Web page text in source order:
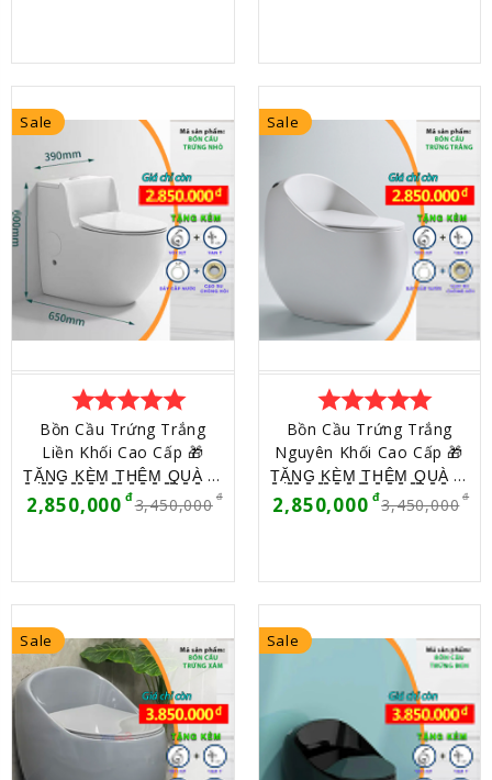
Sale
starstarstarstarstar
Bồn Cầu Trứng Trắng
Liền Khối Cao Cấp 🎁
T̳Ặ̳N̳G̳ ̳K̳È̳M̳ ̳T̳H̳Ê̳M̳ ̳Q̳U̳À̳ (4
MÓN) 🎁
2,850,000 3,450,000
Sale
starstarstarstarstar
Bồn Cầu Trứng Trắng
Nguyên Khối Cao Cấp 🎁
T̳Ặ̳N̳G̳ ̳K̳È̳M̳ ̳T̳H̳Ê̳M̳ ̳Q̳U̳À̳ (4
MÓN) 🎁
2,850,000 3,450,000
Sale Sale